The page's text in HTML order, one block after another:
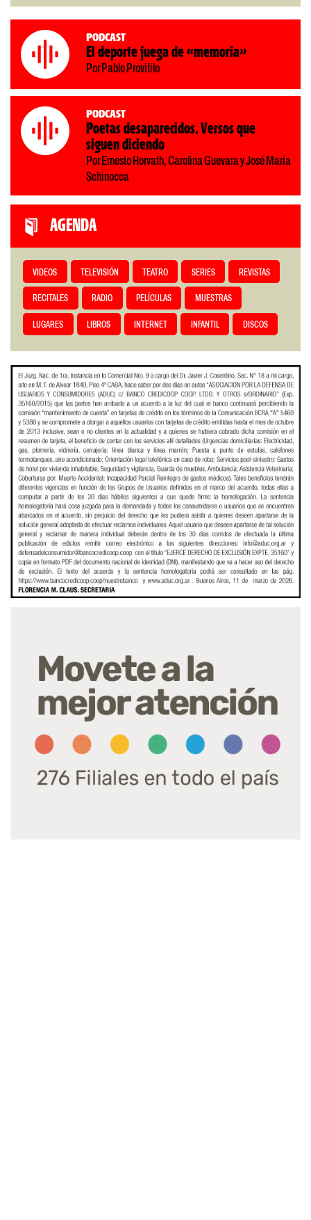
Podcast
El deporte juega de «memoria»
Por Pablo Provitilo
Podcast
Poetas desaparecidos. Versos que
siguen diciendo
Por Ernesto Horvath, Carolina Guevara y José María
Schinocca
AGENDA
VIDEOS TELEVISIÓN TEATRO SERIES REVISTAS
RECITALES RADIO PELÍCULAS MUESTRAS
LUGARES LIBROS INTERNET INFANTIL DISCOS